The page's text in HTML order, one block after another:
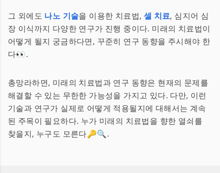
그 외에도 나노 기술을 이용한 치료법, 셀 치료, 심지어 심
장 이식까지 다양한 연구가 진행 중이다. 미래의 치료법이
어떻게 될지 궁금하다면, 꾸준히 연구 동향을 주시해야 한
다👀.
총망라하면, 미래의 치료법과 연구 동향은 현재의 문제를
해결할 수 있는 무한한 가능성을 가지고 있다. 다만, 이런
기술과 연구가 실제로 어떻게 적용될지에 대해서는 계속
된 주목이 필요하다. 누가 미래의 치료법을 향한 열쇠를
찾을지, 누구도 모른다🔑🔍.